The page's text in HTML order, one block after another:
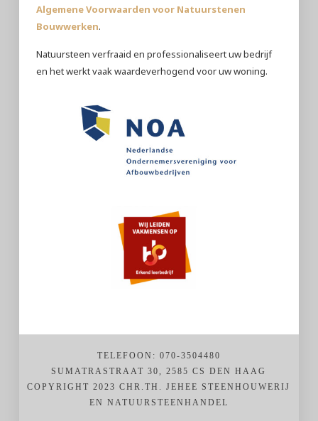
Algemene Voorwaarden voor Natuurstenen
Bouwwerken.
Natuursteen verfraaid en professionaliseert uw bedrijf
en het werkt vaak waardeverhogend voor uw woning.
TELEFOON: 070-3504480
SUMATRASTRAAT 30, 2585 CS DEN HAAG
COPYRIGHT 2023 CHR.TH. JEHEE STEENHOUWERIJ
EN NATUURSTEENHANDEL